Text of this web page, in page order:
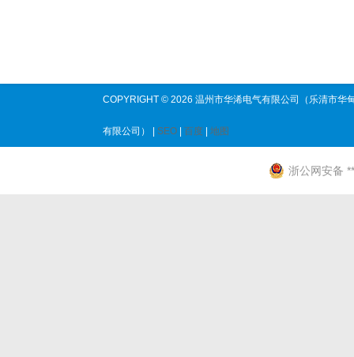
COPYRIGHT © 2026 温州市华浠电气有限公司（乐清市华
有限公司） | SEO 百度 地图
浙公网安备